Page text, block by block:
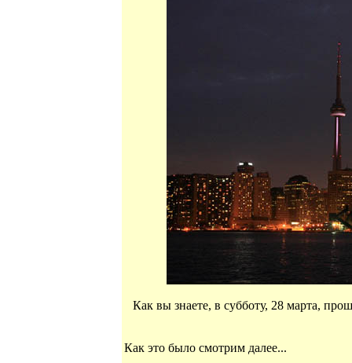
Как вы знаете, в субботу, 28 марта,
Как это было смотрим далее...